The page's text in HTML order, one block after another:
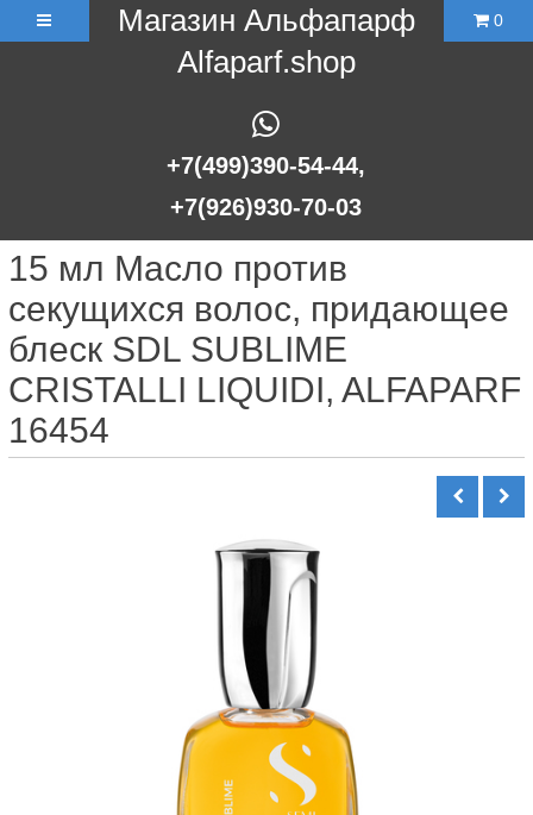
Магазин Альфапарф
Alfaparf.shop
+7(499)390-54-44,
+7(926)930-70-03
0
15 мл Масло против
секущихся волос, придающее
блеск SDL SUBLIME
CRISTALLI LIQUIDI, ALFAPARF
16454